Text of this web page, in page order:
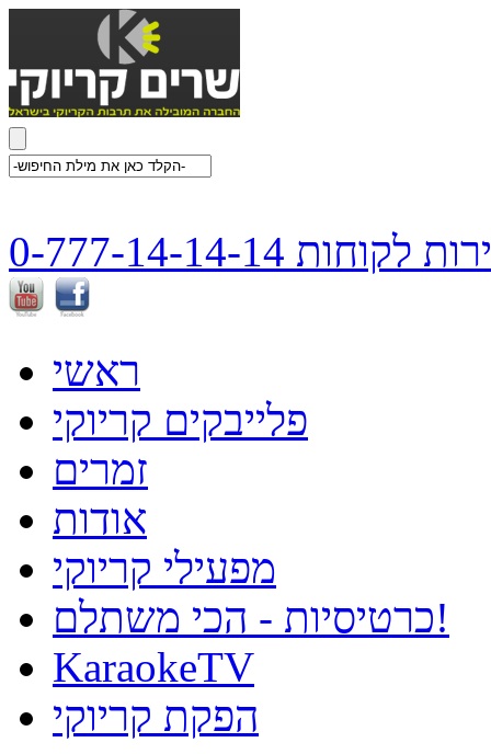
לקוחות 0-777-14-14-14
ראשי
פלייבקים קריוקי
זמרים
אודות
מפעילי קריוקי
כרטיסיות - הכי משתלם!
KaraokeTV
הפקת קריוקי